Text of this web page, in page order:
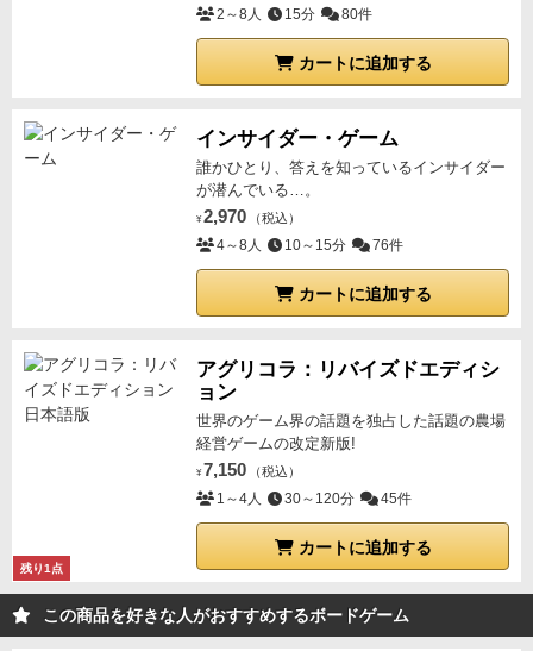
2～8人 15分 80件
カートに追加する
インサイダー・ゲーム
誰かひとり、答えを知っているインサイダー
が潜んでいる…。
¥ 2,970 （税込）
4～8人 10～15分 76件
カートに追加する
残り1点
アグリコラ：リバイズドエディシ
ョン
世界のゲーム界の話題を独占した話題の農場
経営ゲームの改定新版!
¥ 7,150 （税込）
1～4人 30～120分 45件
カートに追加する
この商品を好きな人がおすすめするボードゲーム